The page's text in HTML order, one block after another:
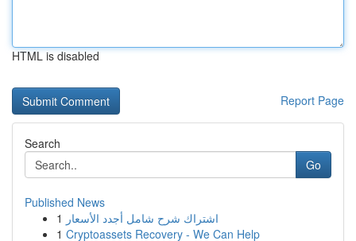
HTML is disabled
Report Page
Search
Go
Published News
1 اشتراك شرح شامل أجدد الأسعار
1 Cryptoassets Recovery - We Can Help